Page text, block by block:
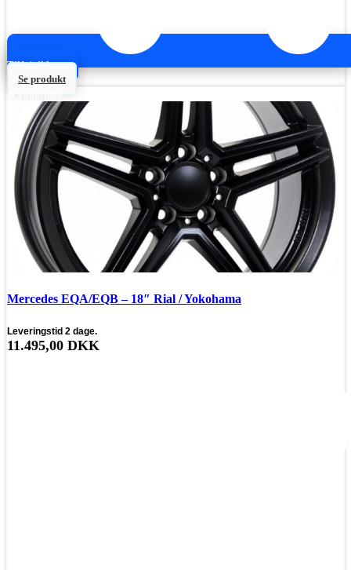
Tilføj til kurv
Se produkt
❄ Vinterdæk
Mercedes EQA/EQB – 18″ Rial / Yokohama
Leveringstid 2 dage.
11.495,00 DKK